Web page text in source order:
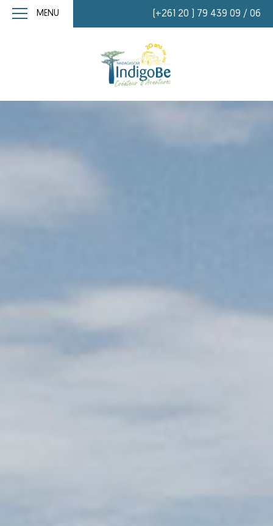
MENU (+261 20 ) 79 439 09 / 06